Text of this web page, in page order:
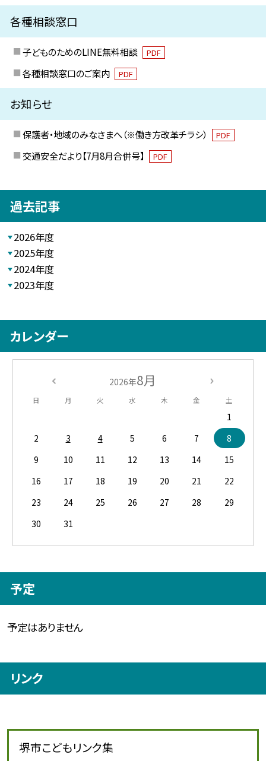
各種相談窓口
子どものためのLINE無料相談 PDF
各種相談窓口のご案内 PDF
お知らせ
保護者・地域のみなさまへ（※働き方改革チラシ） PDF
交通安全だより【7月8月合併号】 PDF
過去記事
2026年度
2025年度
2024年度
2023年度
カレンダー
2026年8月
日 月 火 水 木 金 土
1
2
3 4 5 6 7
8
9
10 11 12 13 14
15
16
17 18 19 20 21
22
23
24 25 26 27 28
29
30
31
予定
予定はありません
リンク
堺市こどもリンク集